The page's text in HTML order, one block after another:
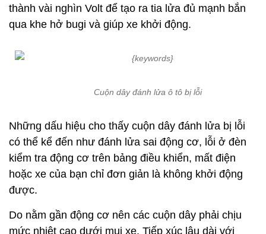
thành vài nghìn Volt để tạo ra tia lửa đủ mạnh bắn
qua khe hở bugi và giúp xe khởi động.
Cuộn dây đánh lửa ô tô bị lỗi
Những dấu hiệu cho thấy cuộn dây đánh lửa bị lỗi
có thể kể đến như đánh lửa sai động cơ, lỗi ở đèn
kiểm tra động cơ trên bảng điều khiển, mất điện
hoặc xe của bạn chỉ đơn giản là không khởi động
được.
Do nằm gần động cơ nên các cuộn dây phải chịu
mức nhiệt cao dưới mui xe. Tiếp xúc lâu dài với